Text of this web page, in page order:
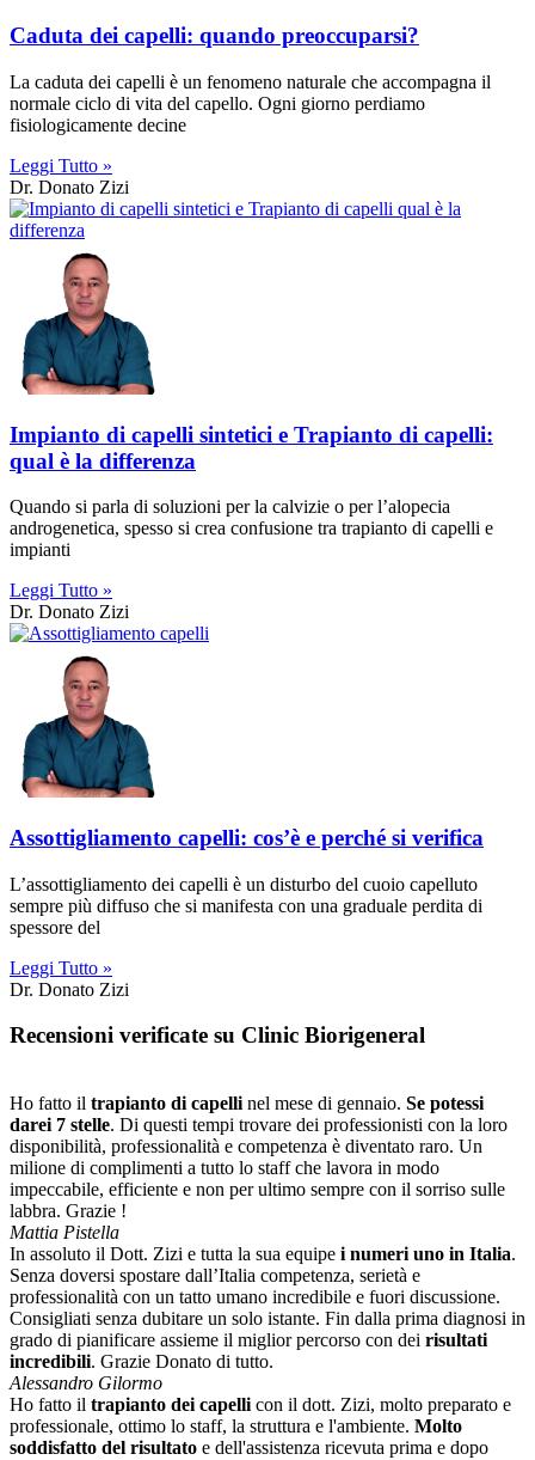
Caduta dei capelli: quando preoccuparsi?
La caduta dei capelli è un fenomeno naturale che accompagna il
normale ciclo di vita del capello. Ogni giorno perdiamo
fisiologicamente decine
Leggi Tutto »
Dr. Donato Zizi
Impianto di capelli sintetici e Trapianto di capelli:
qual è la differenza
Quando si parla di soluzioni per la calvizie o per l’alopecia
androgenetica, spesso si crea confusione tra trapianto di capelli e
impianti
Leggi Tutto »
Dr. Donato Zizi
Assottigliamento capelli: cos’è e perché si verifica
L’assottigliamento dei capelli è un disturbo del cuoio capelluto
sempre più diffuso che si manifesta con una graduale perdita di
spessore del
Leggi Tutto »
Dr. Donato Zizi
Recensioni verificate su Clinic Biorigeneral
Ho fatto il trapianto di capelli nel mese di gennaio. Se potessi
darei 7 stelle. Di questi tempi trovare dei professionisti con la loro
disponibilità, professionalità e competenza è diventato raro. Un
milione di complimenti a tutto lo staff che lavora in modo
impeccabile, efficiente e non per ultimo sempre con il sorriso sulle
labbra. Grazie !
Mattia Pistella
In assoluto il Dott. Zizi e tutta la sua equipe i numeri uno in Italia.
Senza doversi spostare dall’Italia competenza, serietà e
professionalità con un tatto umano incredibile e fuori discussione.
Consigliati senza dubitare un solo istante. Fin dalla prima diagnosi in
grado di pianificare assieme il miglior percorso con dei risultati
incredibili. Grazie Donato di tutto.
Alessandro Gilormo
Ho fatto il trapianto dei capelli con il dott. Zizi, molto preparato e
professionale, ottimo lo staff, la struttura e l'ambiente. Molto
soddisfatto del risultato e dell'assistenza ricevuta prima e dopo